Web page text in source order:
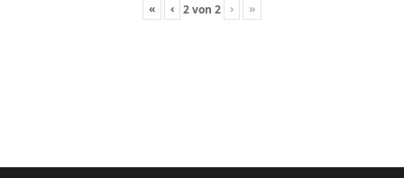
« ‹ 2von 2 › »